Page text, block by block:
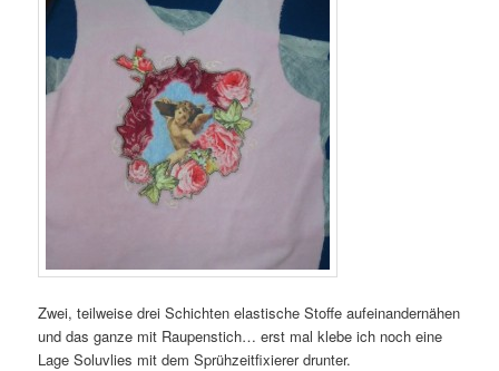
Zwei, teilweise drei Schichten elastische Stoffe aufeinandernähen
und das ganze mit Raupenstich… erst mal klebe ich noch eine
Lage Soluvlies mit dem Sprühzeitfixierer drunter.